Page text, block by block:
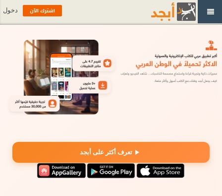
تعرف أكثر على أبجد
اشترك الآن دخول